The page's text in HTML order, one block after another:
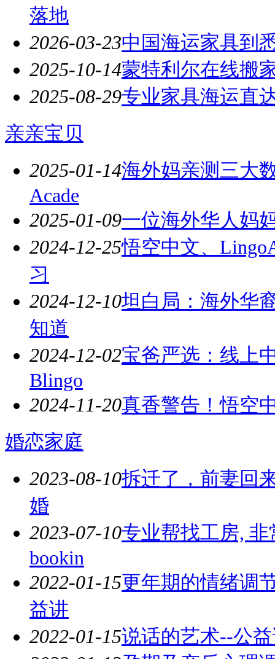
落地
2026-03-23中国海运家具到
2025-10-14蒙特利尔在线搬
2025-08-29专业家具海运直
亲亲宝贝
2025-01-14海外妈亲测三大
Acade
2025-01-09一位海外华人妈
2024-12-25悟空中文、
习
2024-12-10坦白局：海外华
知道
2024-12-02宝爸严选：线上
Blingo
2024-11-20真香警告！悟空
婚恋家庭
2023-08-10拆迁了，前妻回
婚
2023-07-10专业帮找工房,
bookin
2022-01-15更年期的情绪调
益讲
2022-01-15说话的艺术--公益